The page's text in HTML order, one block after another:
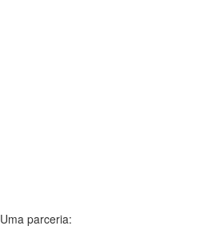
Uma parceria: